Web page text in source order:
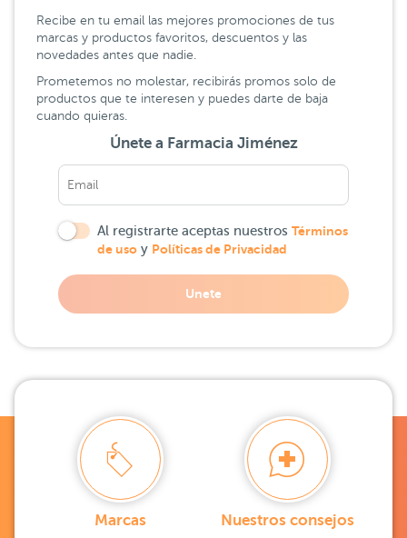
Recibe en tu email las mejores promociones de tus
marcas y productos favoritos, descuentos y las
novedades antes que nadie.
Prometemos no molestar, recibirás promos solo de
productos que te interesen y puedes darte de baja
cuando quieras.
Únete a Farmacia Jiménez
Al registrarte aceptas nuestros Términos
de uso y Políticas de Privacidad
Unete
Marcas Nuestros consejos